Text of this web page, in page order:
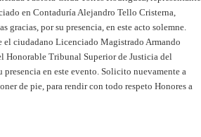
en Contaduría Alejandro Tello Cristerna,
gracias, por su presencia, en este acto solemne.
el ciudadano Licenciado Magistrado Armando
Honorable Tribunal Superior de Justicia del
presencia en este evento. Solicito nuevamente a
de pie, para rendir con todo respeto Honores a